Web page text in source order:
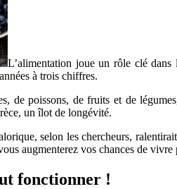
L’alimentation joue un rôle clé dans
à trois chiffres.
de poissons, de fruits et de
un îlot de longévité.
selon les chercheurs,
augmenterez vos chances de vivre
fonctionner !